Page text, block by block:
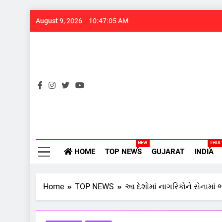
August 9, 2026 10:47:06 AM
HOME TOP NEWS
NEW
GUJARAT INDIA
THIS
Home TOP NEWS આ દેશોમાં નાગરિકોને સેનામાં